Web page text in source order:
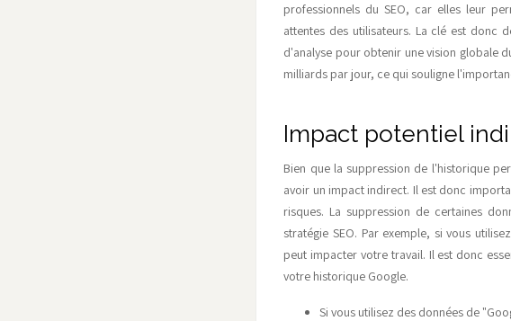
professionnels du SEO, car elles leur
attentes des utilisateurs. La clé est donc
d'analyse pour obtenir une vision globale
milliards par jour, ce qui souligne
Impact potentiel
Bien que la suppression de l'historique
avoir un impact indirect. Il est donc
risques. La suppression de certaines
stratégie SEO. Par exemple, si vous
peut impacter votre travail. Il est donc
votre historique Google.
Si vous utilisez des données de